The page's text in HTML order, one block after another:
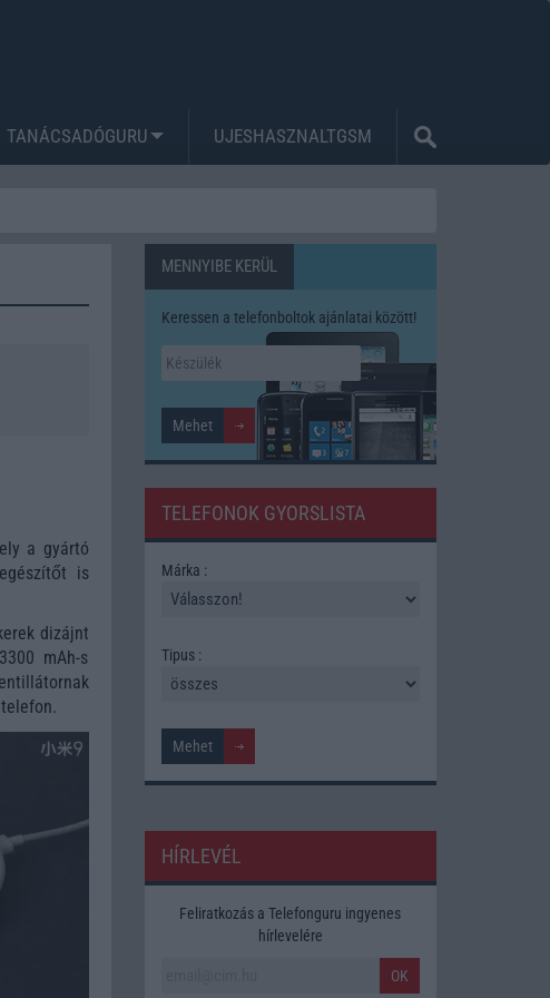
TANÁCSADÓGURU UJESHASZNALTGSM
a gyártó
is
dizájnt
mAh-s
MENNYIBE KERÜL
Keressen a telefonboltok ajánlatai között!
TELEFONOK GYORSLISTA
Márka :
Tipus :
HÍRLEVÉL
Feliratkozás a Telefonguru ingyenes
hírlevelére
OK